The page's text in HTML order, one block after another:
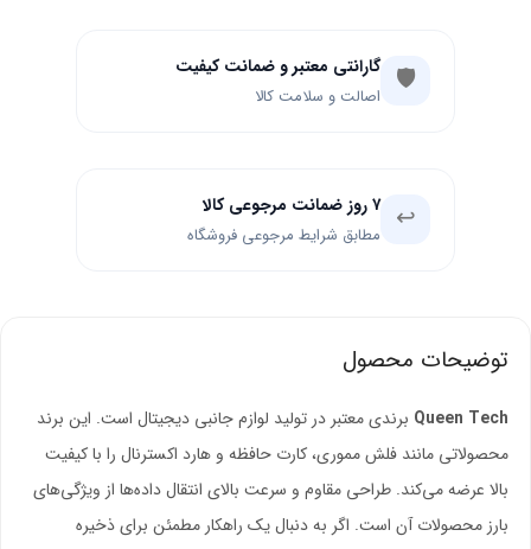
🛡️ گارانتی معتبر و ضمانت کیفیت
اصالت و سلامت کالا
↩️ ۷ روز ضمانت مرجوعی کالا
مطابق شرایط مرجوعی فروشگاه
توضیحات محصول
Queen Tech برندی معتبر در تولید لوازم جانبی دیجیتال است. این برند
محصولاتی مانند فلش مموری، کارت حافظه و هارد اکسترنال را با کیفیت
بالا عرضه می‌کند. طراحی مقاوم و سرعت بالای انتقال داده‌ها از ویژگی‌های
بارز محصولات آن است. اگر به دنبال یک راهکار مطمئن برای ذخیره